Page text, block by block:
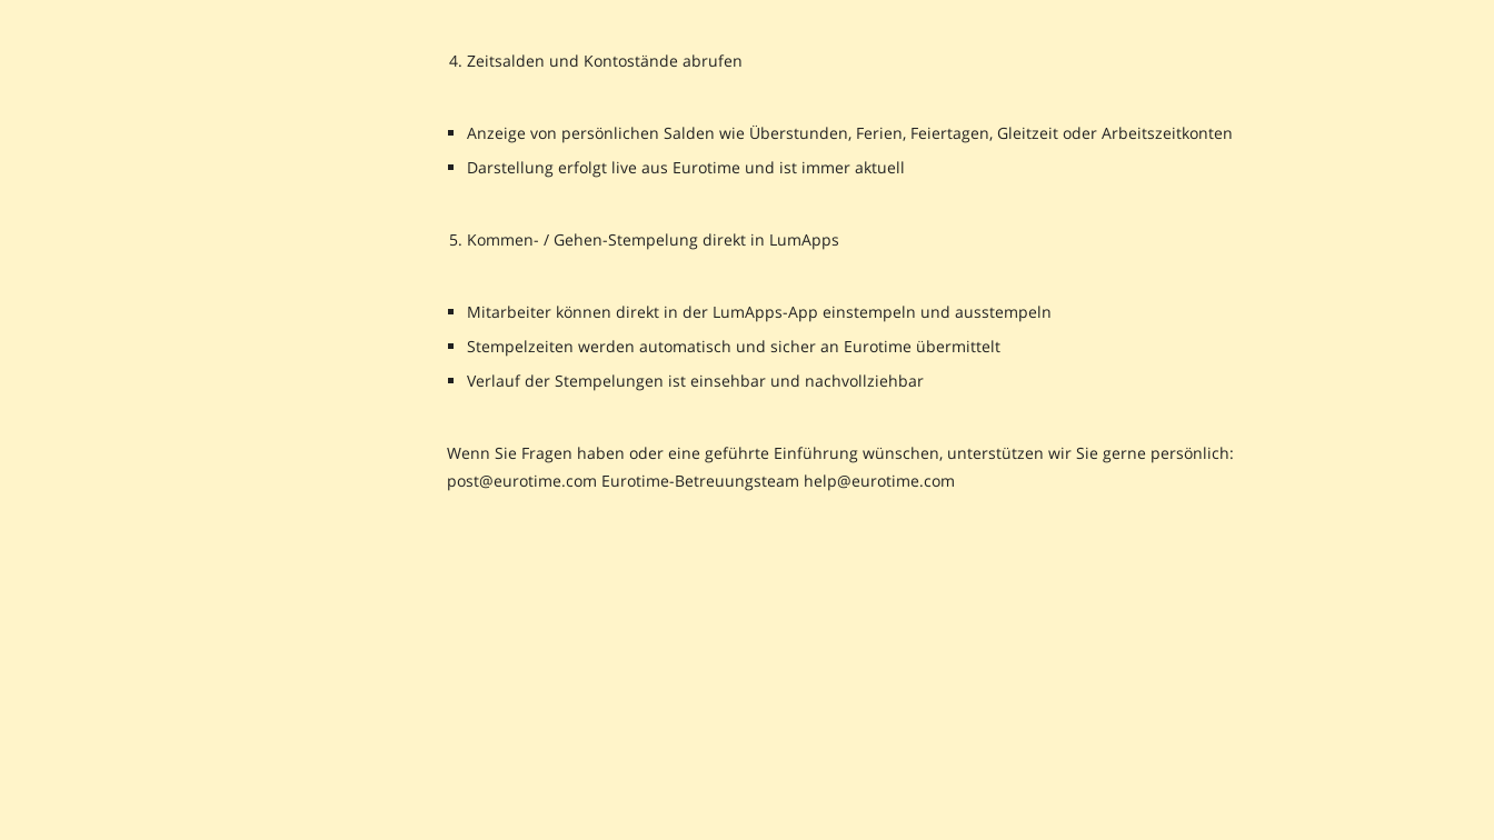
Zeitsalden und Kontostände abrufen
Anzeige von persönlichen Salden wie Überstunden, Ferien, Feiertagen, Gleitzeit oder Arbeitszeitkonten
Darstellung erfolgt live aus Eurotime und ist immer aktuell
Kommen- / Gehen-Stempelung direkt in LumApps
Mitarbeiter können direkt in der LumApps-App einstempeln und ausstempeln
Stempelzeiten werden automatisch und sicher an Eurotime übermittelt
Verlauf der Stempelungen ist einsehbar und nachvollziehbar
Wenn Sie Fragen haben oder eine geführte Einführung wünschen, unterstützen wir Sie gerne persönlich:
post@eurotime.com Eurotime-Betreuungsteam help@eurotime.com